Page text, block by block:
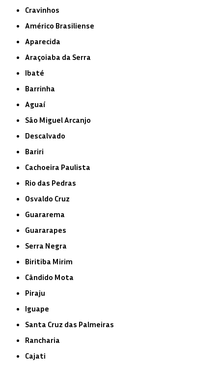
Cravinhos
Américo Brasiliense
Aparecida
Araçoiaba da Serra
Ibaté
Barrinha
Aguaí
São Miguel Arcanjo
Descalvado
Bariri
Cachoeira Paulista
Rio das Pedras
Osvaldo Cruz
Guararema
Guararapes
Serra Negra
Biritiba Mirim
Cândido Mota
Piraju
Iguape
Santa Cruz das Palmeiras
Rancharia
Cajati